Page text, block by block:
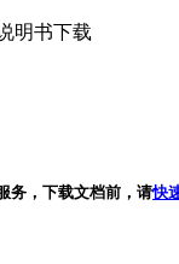
明书下载
务，下载文档前，请快